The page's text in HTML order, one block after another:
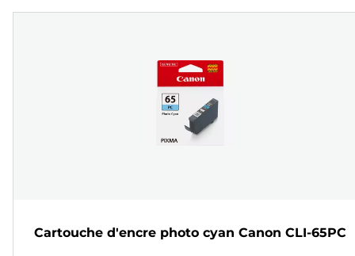
Cartouche d'encre photo cyan Canon CLI-65PC